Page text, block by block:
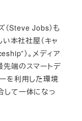
（Steve Jobs）も
本社社屋（キャ
）。メディア
端のスマートデ
を利用した環境
して一体になっ